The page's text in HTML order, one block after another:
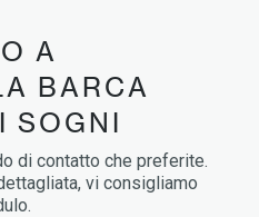
A
BARCA
SOGNI
di contatto che preferite.
vi consigliamo